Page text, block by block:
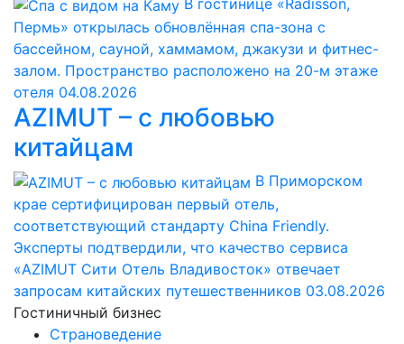
В гостинице «Radisson,
Пермь» открылась обновлённая спа-зона с
бассейном, сауной, хаммамом, джакузи и фитнес-
залом. Пространство расположено на 20-м этаже
отеля 04.08.2026
AZIMUT – с любовью
китайцам
В Приморском
крае сертифицирован первый отель,
соответствующий стандарту China Friendly.
Эксперты подтвердили, что качество сервиса
«AZIMUT Сити Отель Владивосток» отвечает
запросам китайских путешественников 03.08.2026
Гостиничный бизнес
Страноведение